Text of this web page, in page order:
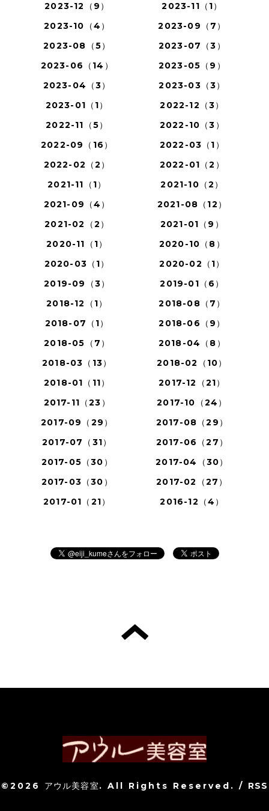
2023-12（9）
2023-11（1）
2023-10（4）
2023-09（7）
2023-08（5）
2023-07（3）
2023-06（14）
2023-05（9）
2023-04（3）
2023-03（3）
2023-01（1）
2022-12（3）
2022-11（5）
2022-10（3）
2022-09（16）
2022-03（1）
2022-02（2）
2022-01（2）
2021-11（1）
2021-10（2）
2021-09（4）
2021-08（12）
2021-02（2）
2021-01（9）
2020-11（1）
2020-10（8）
2020-03（1）
2020-02（1）
2019-09（3）
2019-01（6）
2018-12（1）
2018-08（7）
2018-07（1）
2018-06（9）
2018-05（7）
2018-04（8）
2018-03（13）
2018-02（10）
2018-01（11）
2017-12（21）
2017-11（23）
2017-10（24）
2017-09（29）
2017-08（29）
2017-07（31）
2017-06（27）
2017-05（30）
2017-04（30）
2017-03（30）
2017-02（27）
2017-01（21）
2016-12（4）
©2026 アウル美容室. All Rights Reserved. / RSS